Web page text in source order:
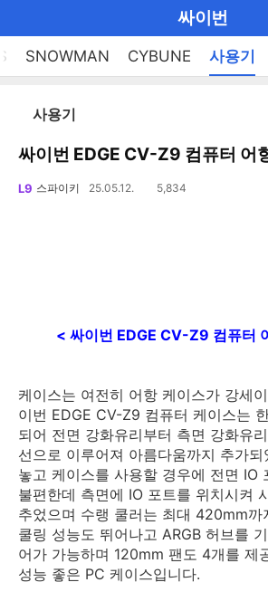
메
기
싸이번
브
랜
SNOWMAN CYBUNE 사용기
리
트
이
사용기
싸이번 EDGE CV-Z9 컴퓨터 어
L9 스파이키 25.05.12. 5,834
< 싸이번 EDGE CV-Z9 컴퓨터
케이스는 여전히 어항 케이스가 강세
이번 EDGE CV-Z9 컴퓨터 케이스는
되어 전면 강화유리부터 측면 강화유
선으로 이루어져 아름다움까지 추가
놓고 케이스를 사용할 경우에 전면 IO
불편한데 측면에 IO 포트를 위치시켜
추었으며 수랭 쿨러는 최대 420mm까
쿨링 성능도 뛰어나고 ARGB 허브를
어가 가능하며 120mm 팬도 4개를 제
성능 좋은 PC 케이스입니다.